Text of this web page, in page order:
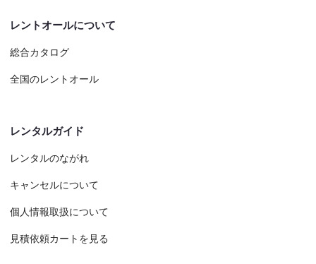
レントオールについて
総合カタログ
全国のレントオール
レンタルガイド
レンタルのながれ
キャンセルについて
個人情報取扱について
見積依頼カートを見る